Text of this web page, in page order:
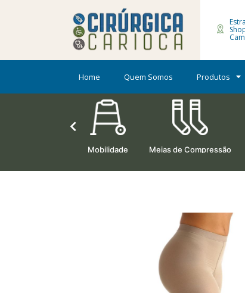
Home Quem Somos Produtos
Mobilidade Meias de Compressão